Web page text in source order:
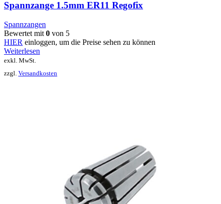
Spannzange 1.5mm ER11 Regofix
Spannzangen
Bewertet mit 0 von 5
HIER einloggen, um die Preise sehen zu können
Weiterlesen
exkl. MwSt.
zzgl. Versandkosten